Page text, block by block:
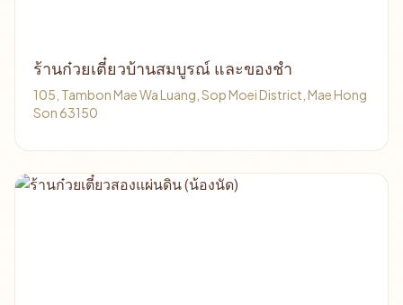
ร้านก๋วยเตี๋ยวบ้านสมบูรณ์ และของชำ
105, Tambon Mae Wa Luang, Sop Moei District, Mae Hong
Son 63150